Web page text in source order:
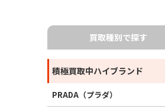
買取種別で探す
積極買取中ハイブランド
PRADA（プラダ）